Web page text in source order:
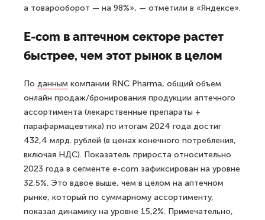
а товарооборот — на 98%», — отметили в «Яндексе».
Е-com в аптечном секторе растет
быстрее, чем этот рынок в целом
По данным компании RNC Pharma, общий объем
онлайн продаж/бронирования продукции аптечного
ассортимента (лекарственные препараты +
парафармацевтика) по итогам 2024 года достиг
432,4 млрд. рублей (в ценах конечного потребления,
включая НДС). Показатель прироста относительно
2023 года в сегменте e-com зафиксирован на уровне
32,5%. Это вдвое выше, чем в целом на аптечном
рынке, который по суммарному ассортименту,
показал динамику на уровне 15,2%. Примечательно,